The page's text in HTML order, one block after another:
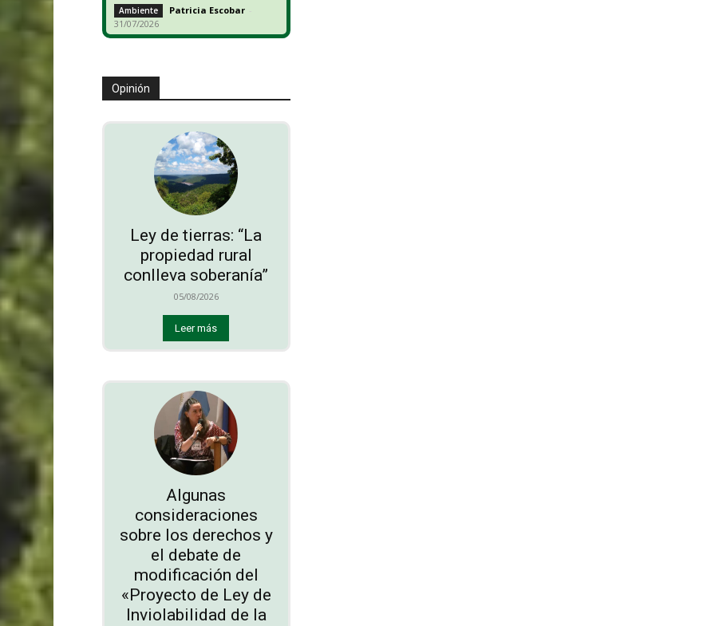
Ambiente Patricia Escobar -
31/07/2026
Opinión
Ley de tierras: “La
propiedad rural
conlleva soberanía”
05/08/2026
Leer más
Algunas
consideraciones
sobre los derechos y
el debate de
modificación del
«Proyecto de Ley de
Inviolabilidad de la